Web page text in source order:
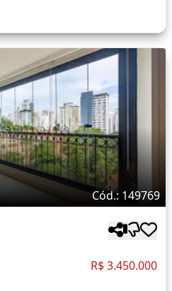
Cód.: 149769
R$ 3.450.000